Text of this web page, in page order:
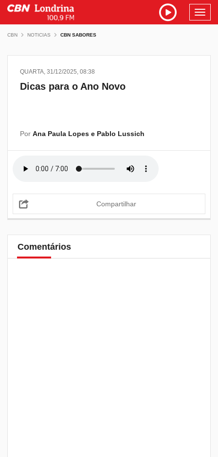
CBN NOTICIAS CBN SABORES
QUARTA, 31/12/2025, 08:38
Dicas para o Ano Novo
Por Ana Paula Lopes e Pablo Lussich
Compartilhar
Comentários